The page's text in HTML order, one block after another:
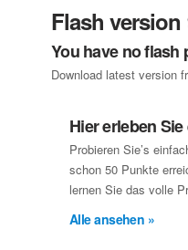
Flash version
You have no flash
Download latest version
Hier erleben
Probieren Sie’s
schon 50 Punkte
lernen Sie das volle
Alle ansehen »